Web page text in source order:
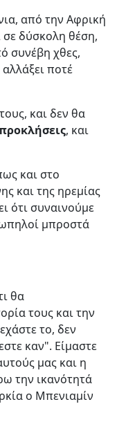
από την Αφρική
σε δύσκολη θέση,
συνέβη χθες,
ποτέ
και δεν θα
, και
και στο
και της ηρεμίας
ότι συναινούμε
μπροστά
θα
τους και την
το, δεν
καν". Είμαστε
μας και η
την ικανότητά
ο Μπενιαμίν